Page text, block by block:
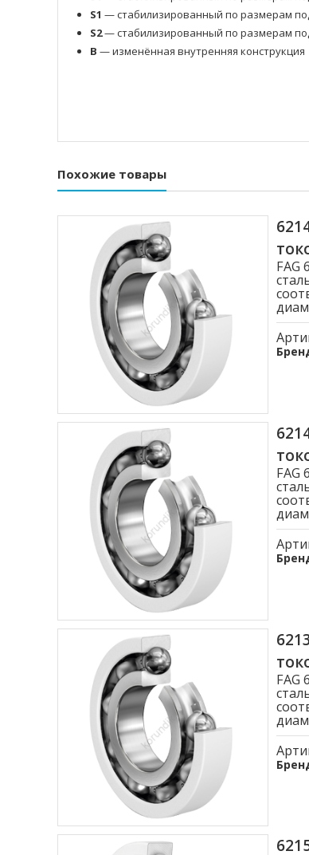
S1 — стабилизированный по размерам
S2— стабилизированный по размерам
B — изменённая внутренняя конструкция
Похожие товары